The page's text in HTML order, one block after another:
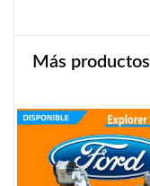
Más productos